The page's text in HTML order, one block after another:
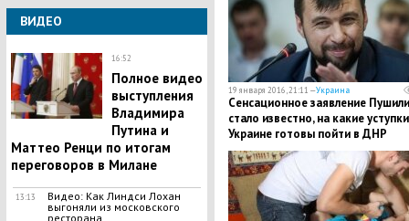
ВИДЕО
16:52
Полное видео
выступления
Владимира
Путина и
Маттео Ренци по итогам
переговоров в Милане
13:13
Видео: Как Линдси Лохан
выгоняли из московского
ресторана
19 января 2016, 21:11 —Украина
Сенсационное заявление
стало известно, на какие уступки
Украине готовы пойти в ДНР